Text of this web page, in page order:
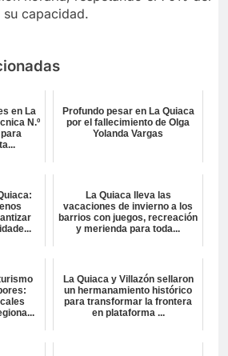
capacidad.
en La
N.º
Profundo pesar en La Quiaca
por el fallecimiento de Olga
Yolanda Vargas
La Quiaca lleva las
vacaciones de invierno a los
barrios con juegos, recreación
y merienda para toda...
La Quiaca y Villazón sellaron
un hermanamiento histórico
para transformar la frontera
en plataforma ...